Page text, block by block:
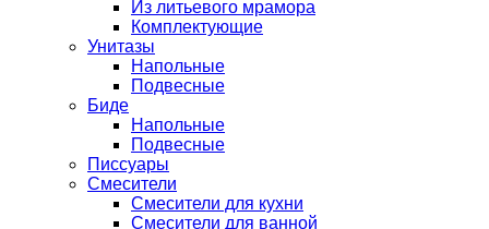
Из литьевого мрамора
Комплектующие
Унитазы
Напольные
Подвесные
Биде
Напольные
Подвесные
Писсуары
Смесители
Смесители для кухни
Смесители для ванной